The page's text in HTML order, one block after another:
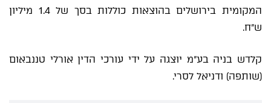
המקומית בירושלים בהוצאות כוללות בסך של 1.4 מיליון
ש"ח.
קלדש בניה בע"מ יוצגה על ידי עורכי הדין אורלי טננבאום
(שותפה) ודניאל לסרי.